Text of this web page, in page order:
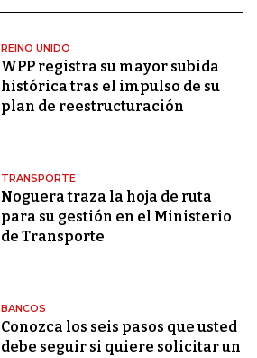
REINO UNIDO
WPP registra su mayor subida
histórica tras el impulso de su
plan de reestructuración
TRANSPORTE
Noguera traza la hoja de ruta
para su gestión en el Ministerio
de Transporte
BANCOS
Conozca los seis pasos que usted
debe seguir si quiere solicitar un